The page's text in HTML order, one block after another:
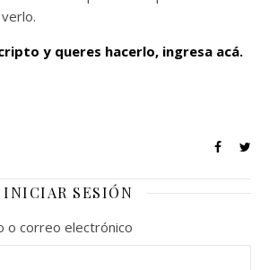
y queres hacerlo, ingresa acá.
INICIAR SESIÓN
o correo electrónico